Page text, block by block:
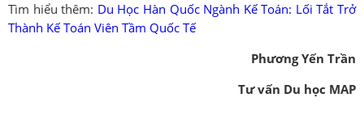
Tìm hiểu thêm: Du Học Hàn Quốc Ngành Kế Toán: Lối Tắt Trở
Thành Kế Toán Viên Tầm Quốc Tế
Phương Yến Trần
Tư vấn Du học MAP